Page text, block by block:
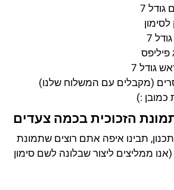
גודל 7
(מקבלים עם המשלוח שלנו)
כמובן :)
הזכוכית בכמה צעדים
תבינו איפה אתם רוצים שתמונת
ממליצים ליצור שבלונה לשם סימון